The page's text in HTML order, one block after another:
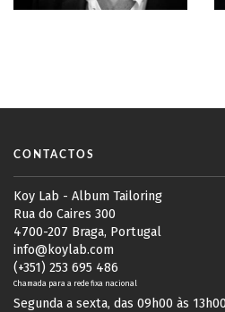
CONTACTOS
Koy Lab - Album Tailoring
Rua do Caires 300
4700-207 Braga, Portugal
info@koylab.com
(+351) 253 695 486
Chamada para a rede fixa nacional
Segunda a sexta, das 09h00 às